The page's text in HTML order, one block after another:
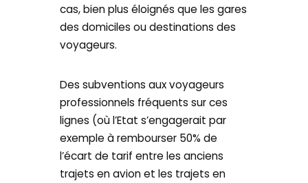
cas, bien plus éloignés que les gares
des domiciles ou destinations des
voyageurs.
Des subventions aux voyageurs
professionnels fréquents sur ces
lignes (où l’Etat s’engagerait par
exemple à rembourser 50% de
l’écart de tarif entre les anciens
trajets en avion et les trajets en